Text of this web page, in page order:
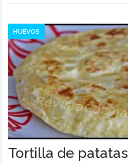
HUEVOS
Tortilla de patatas